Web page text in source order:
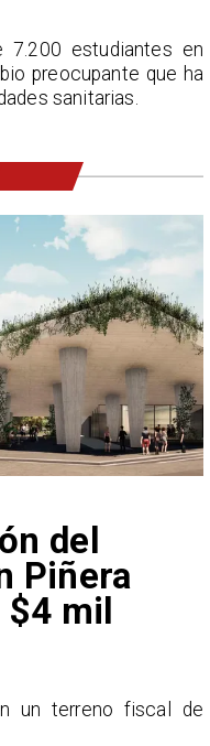
la
de
Claudio Bravo ofrece
las expectativas del
7.200 estudiantes en
preocupante que ha
sanitarias.